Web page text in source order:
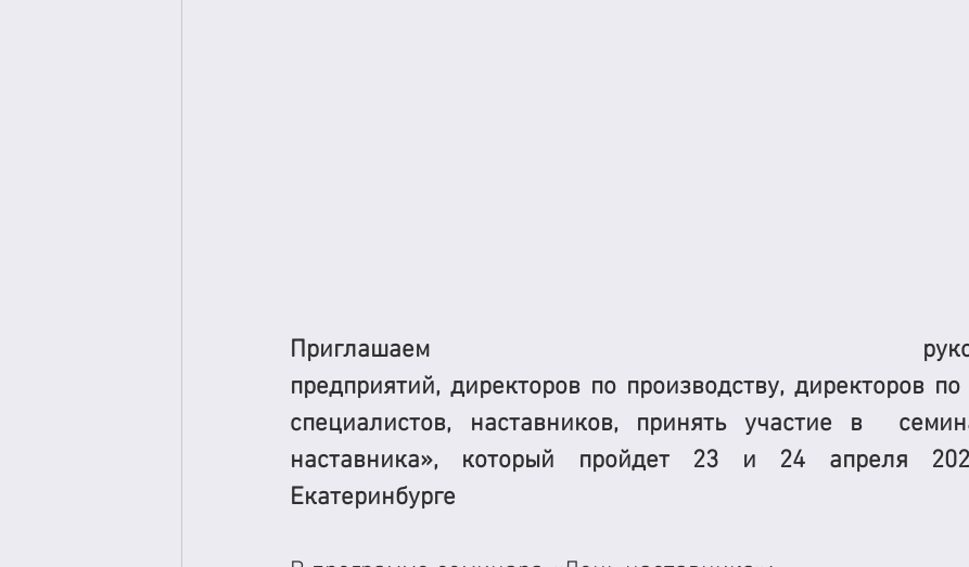
Приглашаем
предприятий, директоров по производству, директоров
специалистов, наставников, принять участие в
наставника», который пройдет 23 и 24 апреля
Екатеринбурге